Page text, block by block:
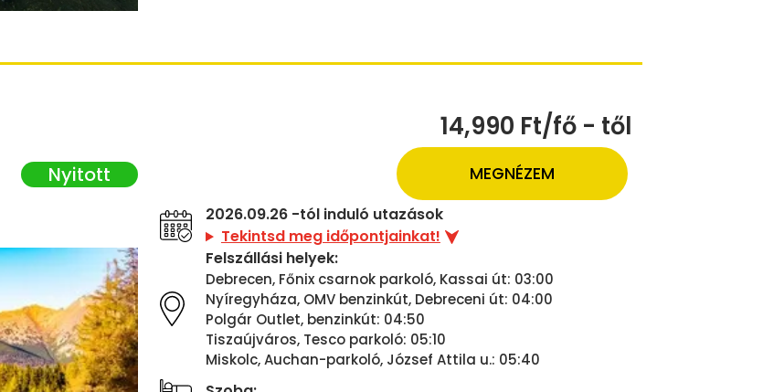
14,990 Ft/fő - től
MEGNÉZEM
2026.09.26 -tól induló utazások
Tekintsd meg időpontjainkat!
Felszállási helyek:
Debrecen, Főnix csarnok parkoló, Kassai út: 03:00
Nyíregyháza, OMV benzinkút, Debreceni út: 04:00
Polgár Outlet, benzinkút: 04:50
Tiszaújváros, Tesco parkoló: 05:10
Miskolc, Auchan-parkoló, József Attila u.: 05:40